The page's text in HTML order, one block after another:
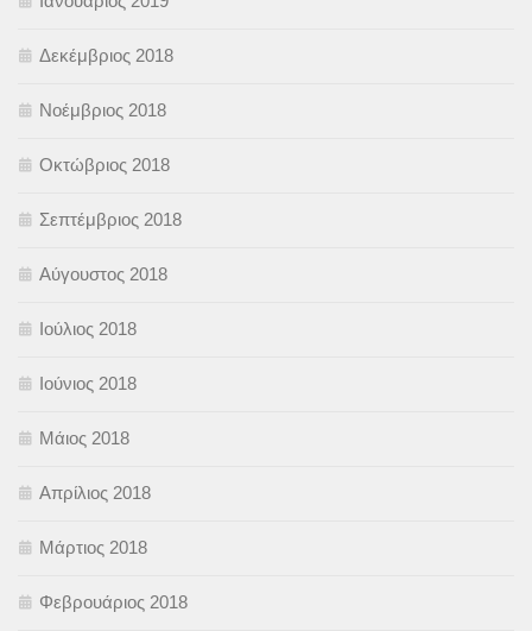
Δεκέμβριος 2018
Νοέμβριος 2018
Οκτώβριος 2018
Σεπτέμβριος 2018
Αύγουστος 2018
Ιούλιος 2018
Ιούνιος 2018
Μάιος 2018
Απρίλιος 2018
Μάρτιος 2018
Φεβρουάριος 2018